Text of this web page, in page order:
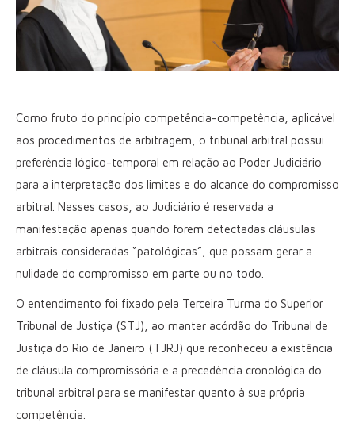
Como fruto do princípio competência-competência, aplicável
aos procedimentos de arbitragem, o tribunal arbitral possui
preferência lógico-temporal em relação ao Poder Judiciário
para a interpretação dos limites e do alcance do compromisso
arbitral. Nesses casos, ao Judiciário é reservada a
manifestação apenas quando forem detectadas cláusulas
arbitrais consideradas “patológicas”, que possam gerar a
nulidade do compromisso em parte ou no todo.
O entendimento foi fixado pela Terceira Turma do Superior
Tribunal de Justiça (STJ), ao manter acórdão do Tribunal de
Justiça do Rio de Janeiro (TJRJ) que reconheceu a existência
de cláusula compromissória e a precedência cronológica do
tribunal arbitral para se manifestar quanto à sua própria
competência.